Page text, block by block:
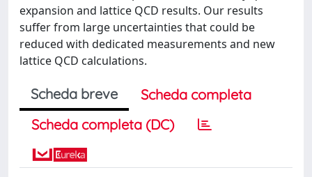
expansion and lattice QCD results. Our results
suffer from large uncertainties that could be
reduced with dedicated measurements and new
lattice QCD calculations.
Scheda breve
Scheda completa
Scheda completa (DC)